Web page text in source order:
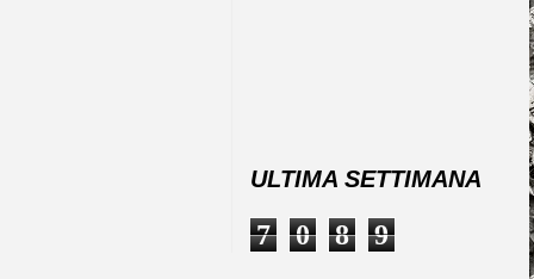
ULTIMA SETTIMANA
7 0 8 9